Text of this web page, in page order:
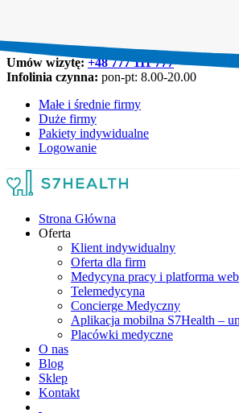
Umów wizytę:+48 777 111 777
Infolinia czynna: pon-pt: 8.00-20.00
Małe i średnie firmy
Duże firmy
Pakiety indywidualne
Logowanie
Strona Główna
Oferta
Klient indywidualny
Oferta dla firm
Medycyna pracy i platforma
Telemedycyna
Concierge Medyczny
Aplikacja mobilna S7Health –
Placówki medyczne
O nas
Blog
Sklep
Kontakt